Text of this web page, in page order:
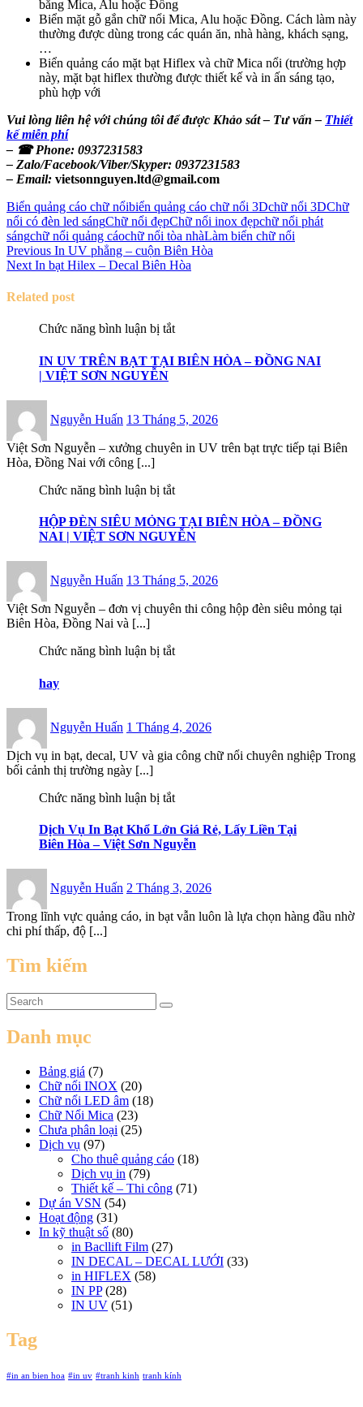
bằng Mica, Alu hoặc Đồng
Biển mặt gỗ gắn chữ nổi Mica, Alu hoặc Đồng. Cách làm này
thường được dùng trong các quán ăn, nhà hàng, khách sạng,
…
Biển quảng cáo mặt bạt Hiflex và chữ Mica nổi (trường hợp
này, mặt bạt hiflex thường được thiết kế và in ấn sáng tạo,
phù hợp với
Vui lòng liên hệ với chúng tôi để được Khảo sát – Tư vấn – Thiết
kế miễn phí
– ☎ Phone: 0937231583
– Zalo/Facebook/Viber/Skyper: 0937231583
– Email: vietsonnguyen.ltd@gmail.com
Biển quảng cáo chữ nổibiển quảng cáo chữ nổi 3Dchữ nổi 3DChữ
nổi có đèn led sángChữ nổi đẹpChữ nổi inox đẹpchữ nổi phát
sángchữ nổi quảng cáochữ nổi tòa nhàLàm biển chữ nổi
Điều
hướng
bài
Previous Previous
post:
In UV phẳng – cuộn Biên Hòa
Next Next
In bạt Hilex – Decal Biên Hòa
Related post
Chức năng bình luận bị tắtở
UV
TRÊN
BIÊN
HÒA
–
|
SƠN
NGUYỄN
IN UV TRÊN BẠT TẠI BIÊN HÒA – ĐỒNG NAI
| VIỆT SƠN NGUYỄN
Nguyễn Huấn on
13 Tháng 5, 2026
Việt Sơn Nguyễn – xưởng chuyên in UV trên bạt trực tiếp tại Biên
Hòa, Đồng Nai với công [...]
Chức năng bình luận bị tắtở
ĐÈN
SIÊU
BIÊN
HÒA
–
|
HỘP ĐÈN SIÊU MỎNG TẠI BIÊN HÒA – ĐỒNG
NAI | VIỆT SƠN NGUYỄN
Nguyễn Huấn on
13 Tháng 5, 2026
Việt Sơn Nguyễn – đơn vị chuyên thi công hộp đèn siêu mỏng tại
Biên Hòa, Đồng Nai và [...]
Chức năng bình luận bị tắtở
hay
Nguyễn Huấn on
1 Tháng 4, 2026
Dịch vụ in bạt, decal, UV và gia công chữ nổi chuyên nghiệp Trong
bối cảnh thị trường ngày [...]
Chức năng bình luận bị tắtở
Vụ
In
Bạt
Lớn
Rẻ,
Dịch Vụ In Bạt Khổ Lớn Giá Rẻ, Lấy Liền Tại
Biên Hòa – Việt Sơn Nguyễn
Nguyễn Huấn on
2 Tháng 3, 2026
Trong lĩnh vực quảng cáo, in bạt vẫn luôn là lựa chọn hàng đầu nhờ
chi phí thấp, độ [...]
Tìm kiếm
Danh mục
Bảng giá (7)
Chữ nổi INOX (20)
Chữ nổi LED âm (18)
Chữ Nổi Mica (23)
Chưa phân loại (25)
Dịch vụ (97)
Cho thuê quảng cáo (18)
Dịch vụ in (79)
Thiết kế – Thi công (71)
Dự án VSN (54)
Hoạt động (31)
In kỹ thuật số (80)
in Bacllift Film (27)
IN DECAL – DECAL LƯỚI (33)
in HIFLEX (58)
IN PP(28)
IN UV (51)
Tag
#in an bien hoa #in uv #tranh kinh tranh kính